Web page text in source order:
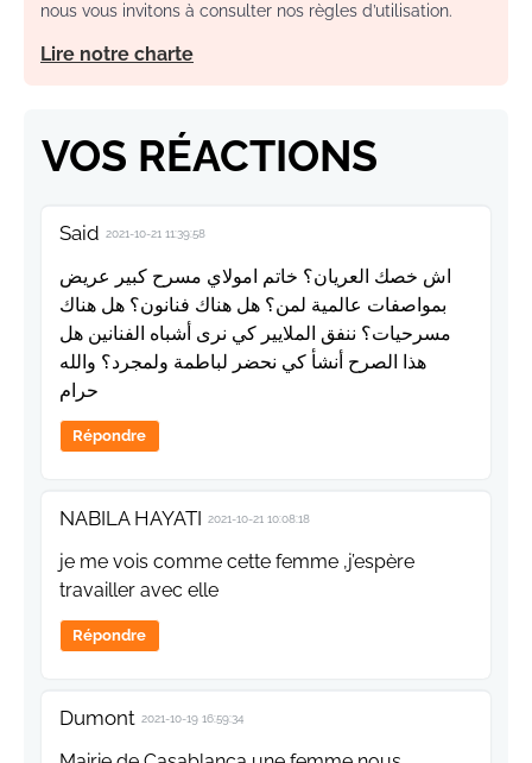
nous vous invitons à consulter nos règles d’utilisation.
Lire notre charte
VOS RÉACTIONS
Said 2021-10-21 11:39:58
اش خصك العريان؟ خاتم امولاي مسرح كبير عريض
بمواصفات عالمية لمن؟ هل هناك فنانون؟ هل هناك
مسرحيات؟ ننفق الملايير كي نرى أشباه الفنانين هل
هذا الصرح أنشأ كي نحضر لباطمة ولمجرد؟ والله
حرام
Répondre
NABILA HAYATI 2021-10-21 10:08:18
je me vois comme cette femme ,j’espère
travailler avec elle
Répondre
Dumont 2021-10-19 16:59:34